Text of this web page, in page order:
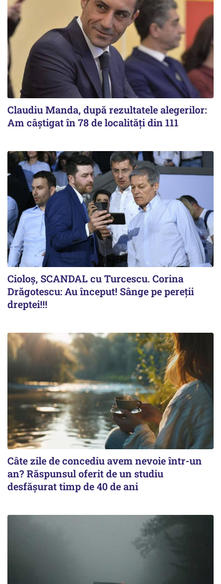
Claudiu Manda, după rezultatele alegerilor:
Am câştigat în 78 de localităţi din 111
Cioloș, SCANDAL cu Turcescu. Corina
Drăgotescu: Au început! Sânge pe pereții
dreptei!!!
Câte zile de concediu avem nevoie într-un
an? Răspunsul oferit de un studiu
desfășurat timp de 40 de ani